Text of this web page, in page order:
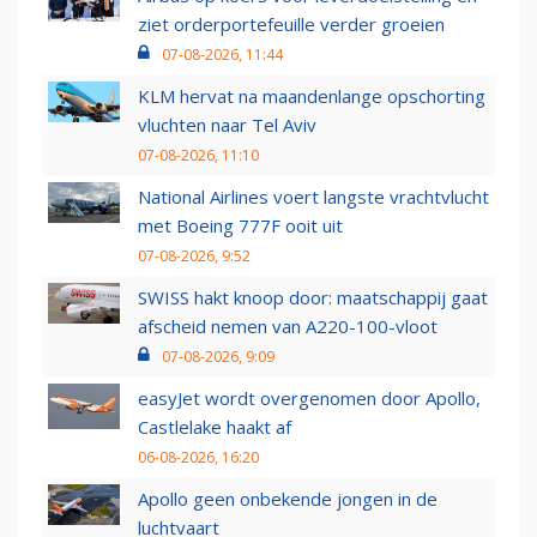
ziet orderportefeuille verder groeien
07-08-2026, 11:44
KLM hervat na maandenlange opschorting
vluchten naar Tel Aviv
07-08-2026, 11:10
National Airlines voert langste vrachtvlucht
met Boeing 777F ooit uit
07-08-2026, 9:52
SWISS hakt knoop door: maatschappij gaat
afscheid nemen van A220-100-vloot
07-08-2026, 9:09
easyJet wordt overgenomen door Apollo,
Castlelake haakt af
06-08-2026, 16:20
Apollo geen onbekende jongen in de
luchtvaart